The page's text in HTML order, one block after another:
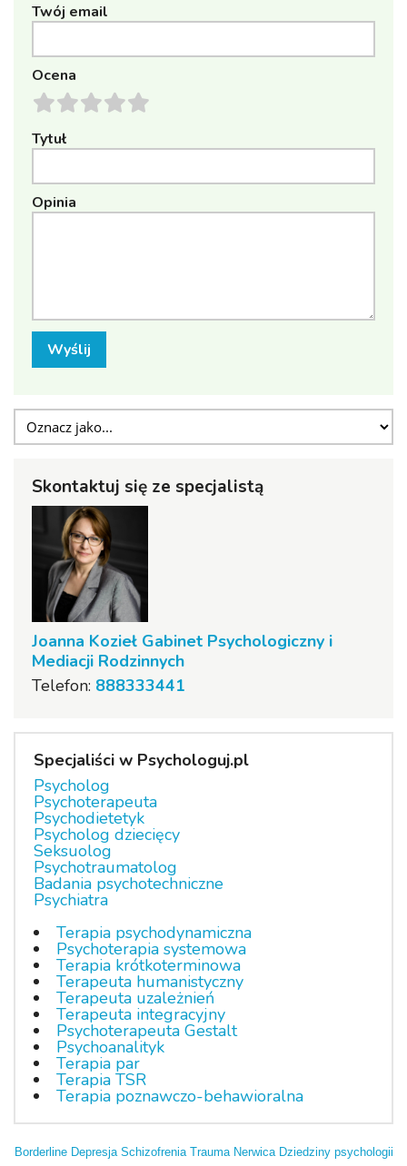
Twój email
Ocena
Tytuł
Opinia
Wyślij
Skontaktuj się ze specjalistą
Joanna Kozieł Gabinet Psychologiczny i
Mediacji Rodzinnych
Telefon: 888333441
Specjaliści w Psychologuj.pl
Psycholog
Psychoterapeuta
Psychodietetyk
Psycholog dziecięcy
Seksuolog
Psychotraumatolog
Badania psychotechniczne
Psychiatra
Terapia psychodynamiczna
Psychoterapia systemowa
Terapia krótkoterminowa
Terapeuta humanistyczny
Terapeuta uzależnień
Terapeuta integracyjny
Psychoterapeuta Gestalt
Psychoanalityk
Terapia par
Terapia TSR
Terapia poznawczo-behawioralna
Borderline Depresja Schizofrenia Trauma Nerwica Dziedziny psychologii